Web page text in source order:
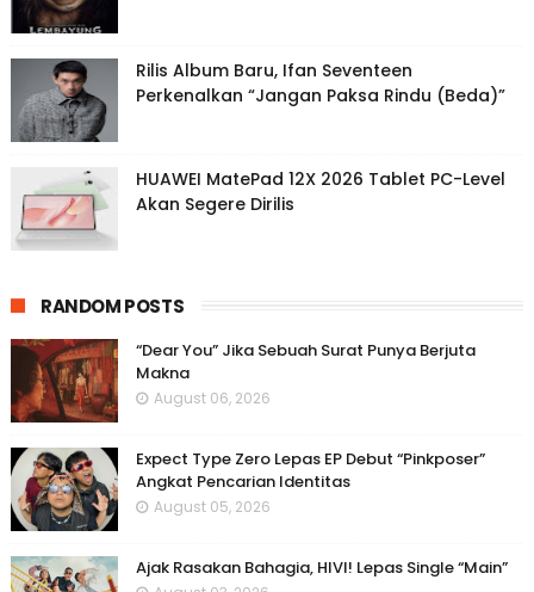
Rilis Album Baru, Ifan Seventeen
Perkenalkan “Jangan Paksa Rindu (Beda)”
HUAWEI MatePad 12X 2026 Tablet PC-Level
Akan Segere Dirilis
RANDOM POSTS
“Dear You” Jika Sebuah Surat Punya Berjuta
Makna
August 06, 2026
Expect Type Zero Lepas EP Debut “Pinkposer”
Angkat Pencarian Identitas
August 05, 2026
Ajak Rasakan Bahagia, HIVI! Lepas Single “Main”